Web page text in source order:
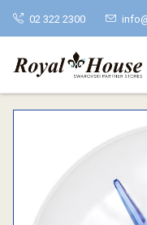
02 322 2300